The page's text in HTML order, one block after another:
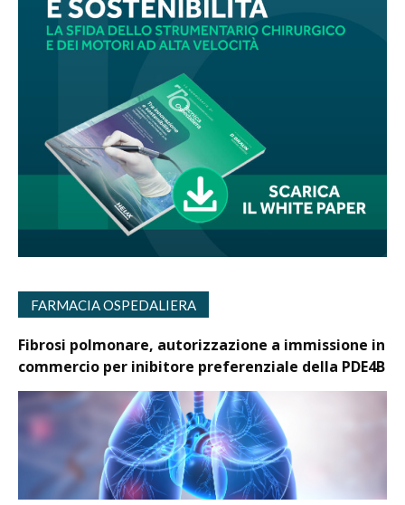
FARMACIA OSPEDALIERA
Fibrosi polmonare, autorizzazione a immissione in
commercio per inibitore preferenziale della PDE4B